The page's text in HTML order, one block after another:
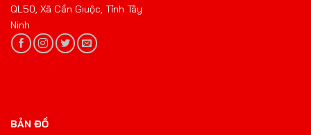
QL50, Xã Cần Giuộc, Tỉnh Tây
Ninh
BẢN ĐỒ